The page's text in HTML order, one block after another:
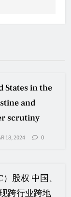
States in the
and
scrutiny
18, 2024 0
股权 中国、
跨行业跨地